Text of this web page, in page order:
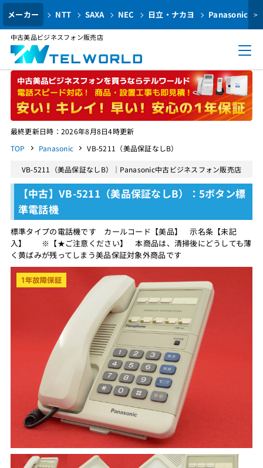
メーカー NTT SAXA NEC 日立・ナカヨ Panasonic >
中古美品ビジネスフォン販売店
最終更新日時：2026年8月8日4時更新
TOP
Panasonic VB-5211（美品保証なしB）
VB-5211（美品保証なしB）｜Panasonic中古ビジネスフォン販売店
【中古】VB-5211（美品保証なしB）：5ボタン標
準電話機
標準タイプの電話機です カールコード【美品】 示名条【未記
入】 ※【★ご注意ください】 本商品は、清掃後にどうしても薄
く黄ばみが残ってしまう美品保証対象外商品です